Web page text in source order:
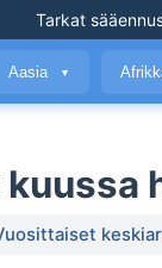
Tarkat
Aasia ▼